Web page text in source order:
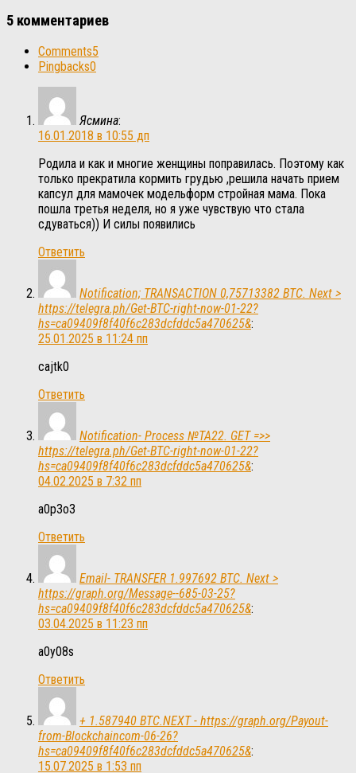
5 комментариев
Comments5
Pingbacks0
Ясмина:
16.01.2018 в 10:55 дп
Родила и как и многие женщины поправилась. Поэтому как
только прекратила кормить грудью ,решила начать прием
капсул для мамочек модельформ стройная мама. Пока
пошла третья неделя, но я уже чувствую что стала
сдуваться)) И силы появились
Ответить
Notification; TRANSACTION 0,75713382 BTC. Next >
https://telegra.ph/Get-BTC-right-now-01-22?
hs=ca09409f8f40f6c283dcfddc5a470625&:
25.01.2025 в 11:24 пп
cajtk0
Ответить
Notification- Process №TA22. GET =>>
https://telegra.ph/Get-BTC-right-now-01-22?
hs=ca09409f8f40f6c283dcfddc5a470625&:
04.02.2025 в 7:32 пп
a0p3o3
Ответить
Email- TRANSFER 1.997692 BTC. Next >
https://graph.org/Message--685-03-25?
hs=ca09409f8f40f6c283dcfddc5a470625&:
03.04.2025 в 11:23 пп
a0y08s
Ответить
+ 1.587940 BTC.NEXT - https://graph.org/Payout-
from-Blockchaincom-06-26?
hs=ca09409f8f40f6c283dcfddc5a470625&:
15.07.2025 в 1:53 пп